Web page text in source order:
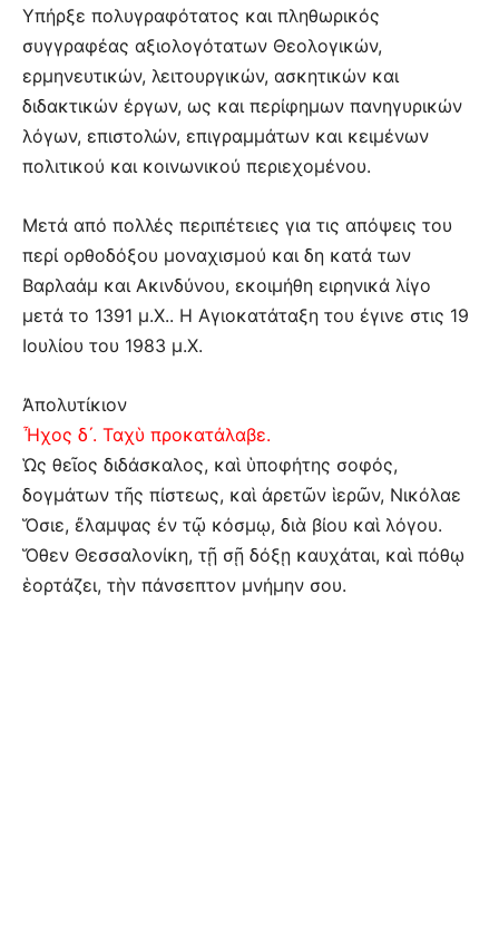
Υπήρξε πολυγραφότατος και πληθωρικός
συγγραφέας αξιολογότατων Θεολογικών,
ερμηνευτικών, λειτουργικών, ασκητικών και
διδακτικών έργων, ως και περίφημων πανηγυρικών
λόγων, επιστολών, επιγραμμάτων και κειμένων
πολιτικού και κοινωνικού περιεχομένου.
Μετά από πολλές περιπέτειες για τις απόψεις του
περί ορθοδόξου μοναχισμού και δη κατά των
Βαρλαάμ και Ακινδύνου, εκοιμήθη ειρηνικά λίγο
μετά το 1391 μ.Χ.. Η Αγιοκατάταξη του έγινε στις 19
Ιουλίου του 1983 μ.Χ.
Ἀπολυτίκιον
Ἦχος δ´. Ταχὺ προκατάλαβε.
Ὡς θεῖος διδάσκαλος, καὶ ὑποφήτης σοφός,
δογμάτων τῆς πίστεως, καὶ ἀρετῶν ἱερῶν, Νικόλαε
Ὅσιε, ἔλαμψας ἐν τῷ κόσμῳ, διὰ βίου καὶ λόγου.
Ὅθεν Θεσσαλονίκη, τῇ σῇ δόξῃ καυχάται, καὶ πόθῳ
ἑορτάζει, τὴν πάνσεπτον μνήμην σου.